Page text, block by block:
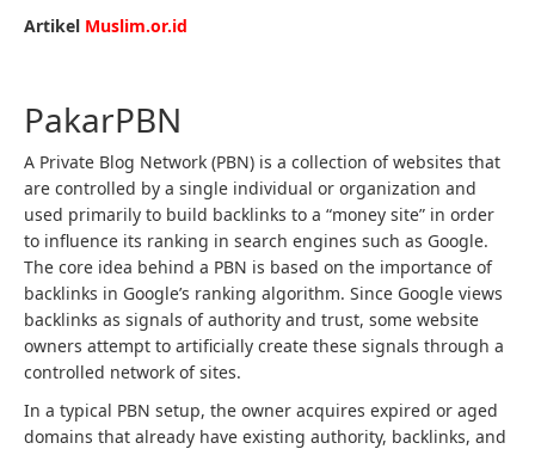
Artikel Muslim.or.id
PakarPBN
A Private Blog Network (PBN) is a collection of websites that
are controlled by a single individual or organization and
used primarily to build backlinks to a “money site” in order
to influence its ranking in search engines such as Google.
The core idea behind a PBN is based on the importance of
backlinks in Google’s ranking algorithm. Since Google views
backlinks as signals of authority and trust, some website
owners attempt to artificially create these signals through a
controlled network of sites.
In a typical PBN setup, the owner acquires expired or aged
domains that already have existing authority, backlinks, and